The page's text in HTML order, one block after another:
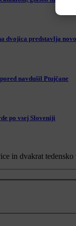
dvojica predstavlja
navdušil Ptujčane
po vsej Sloveniji
in dvakrat